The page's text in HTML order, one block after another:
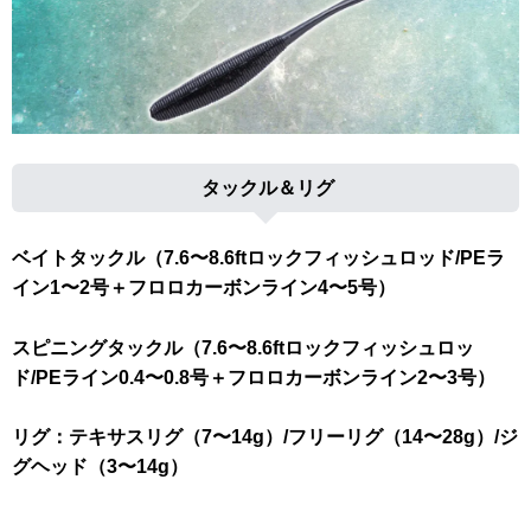
タックル＆リグ
ベイトタックル（7.6〜8.6ftロックフィッシュロッド/PEラ
イン1〜2号＋フロロカーボンライン4〜5号）
スピニングタックル（7.6〜8.6ftロックフィッシュロッ
ド/PEライン0.4〜0.8号＋フロロカーボンライン2〜3号）
リグ：テキサスリグ（7〜14g）/フリーリグ（14〜28g）/ジ
グヘッド（3〜14g）